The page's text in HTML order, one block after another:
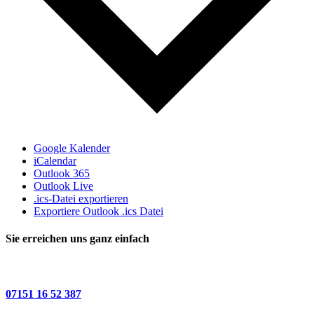
Google Kalender
iCalendar
Outlook 365
Outlook Live
.ics-Datei exportieren
Exportiere Outlook .ics Datei
Sie erreichen uns ganz einfach
07151 16 52 387